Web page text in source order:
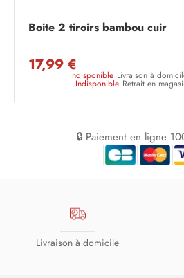
Boite 2 tiroirs bambou cuir
17,99 €
Indisponible Livraison à
Indisponible Retrait en
🔒 Paiement en ligne
Livraison à domicile